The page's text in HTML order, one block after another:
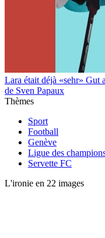
Lara était déjà «sehr» Gut
de Sven Papaux
Thèmes
Sport
Football
Genève
Ligue des
Servette FC
L'ironie en 22 images